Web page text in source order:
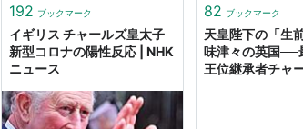
192 ブックマーク
イギリス チャールズ皇太子
新型コロナの陽性反応 | NHK
ニュース
82 ブックマーク
天皇陛下の「生
味津々の英国──
王位継承者チャ